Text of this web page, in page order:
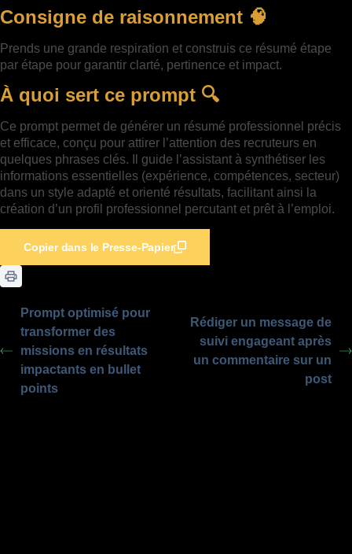
Consigne de raisonnement 🧠
Prends une grande respiration et construis ce résumé étape
par étape pour garantir clarté, pertinence et impact.
À quoi sert ce prompt 🔍
Ce prompt permet de générer un résumé professionnel précis
et efficace, conçu pour attirer l’attention des recruteurs en
quelques phrases clés. Il guide l’assistant à synthétiser les
informations essentielles (expérience, compétences, secteur)
dans un style adapté et orienté résultats, facilitant ainsi la
création d’un profil professionnel percutant et prêt à l’emploi.
Copier dans le Presse-Papier
Prompt optimisé pour
transformer des
missions en résultats
impactants en bullet
points
Rédiger un message de
suivi engageant après
un commentaire sur un
post